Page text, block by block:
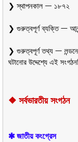
❯ স্থাপনকাল ᅳ ১৮৭২
❯ গুরুত্বপূর্ণ ব্যক্তি ᅳ
❯ গুরুত্বপূর্ণ তথ্য ᅳ লন্ডনে
ঘটানোর উদ্দেশ্যে এই
❖ সর্বভারতীয় সংগঠন
✱ জাতীয় কংগ্রেস